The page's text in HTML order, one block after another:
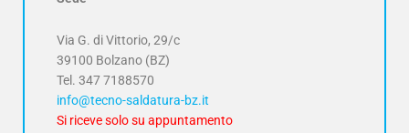
Via G. di Vittorio, 29/c
39100 Bolzano (BZ)
Tel. 347 7188570
info@tecno-saldatura-bz.it
Si riceve solo su appuntamento